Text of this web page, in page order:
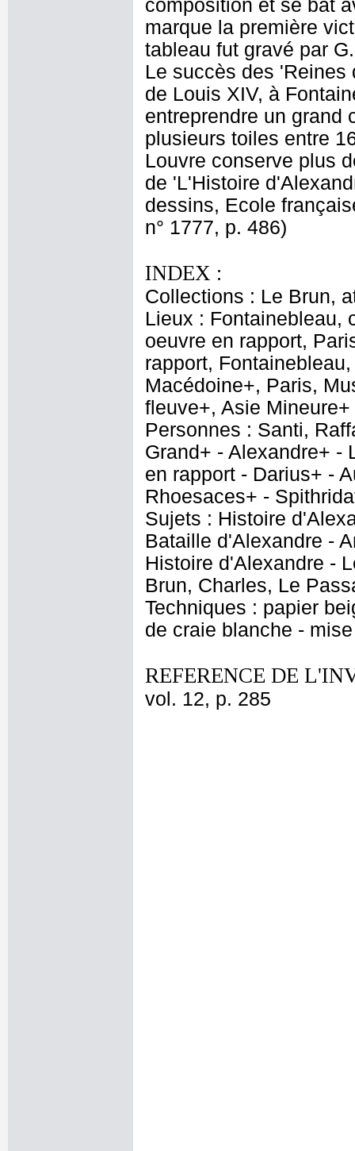
composition et se bat
marque la première
tableau fut gravé par
Le succès des 'Reines
de Louis XIV, à
entreprendre un grand
plusieurs toiles entre
Louvre conserve plus
de 'L'Histoire
dessins, Ecole
n° 1777, p. 486)
INDEX :
Collections : Le Brun,
Lieux : Fontainebleau,
oeuvre en rapport,
rapport,
Macédoine+, Paris,
fleuve+, Asie Mineure+
Personnes : Santi,
Grand+ - Alexandre+ -
en rapport - Darius+ -
Rhoesaces+ -
Sujets : Histoire
Bataille d'Alexandre -
Histoire d'Alexandre -
Brun, Charles, Le
Techniques : papier
de craie blanche -
REFERENCE DE
vol. 12, p. 285